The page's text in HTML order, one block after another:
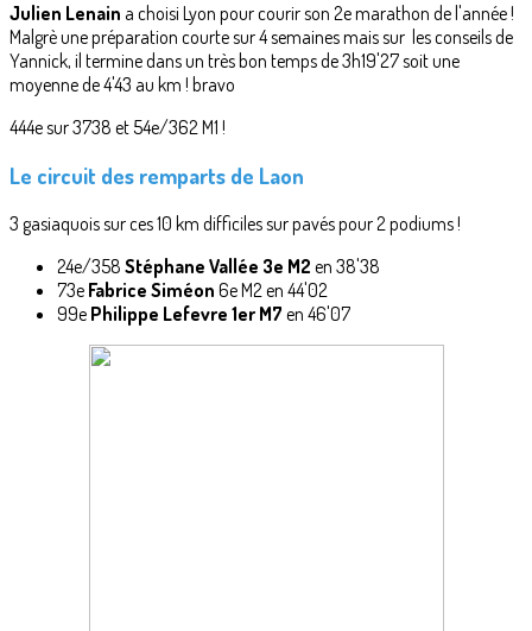
Julien Lenain a choisi Lyon pour courir son 2e marathon de l'année !
Malgrè une préparation courte sur 4 semaines mais sur les conseils de
Yannick, il termine dans un très bon temps de 3h19'27 soit une
moyenne de 4'43 au km ! bravo
444e sur 3738 et 54e/362 M1 !
Le circuit des remparts de Laon
3 gasiaquois sur ces 10 km difficiles sur pavés pour 2 podiums !
24e/358 Stéphane Vallée 3e M2 en 38'38
73e Fabrice Siméon 6e M2 en 44'02
99e Philippe Lefevre 1er M7 en 46'07